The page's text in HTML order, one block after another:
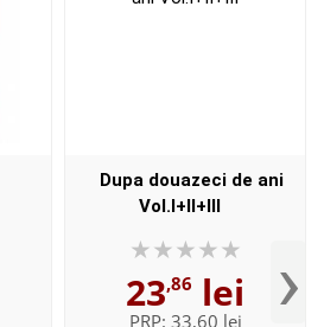
Dupa douazeci de ani
Vol.I+II+III
23,86 lei
PRP: 33,60 lei ›